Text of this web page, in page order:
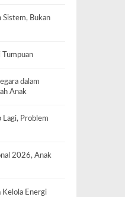
Sistem, Bukan
Tumpuan
dalam
Anak
Lagi, Problem
2026, Anak
Kelola Energi